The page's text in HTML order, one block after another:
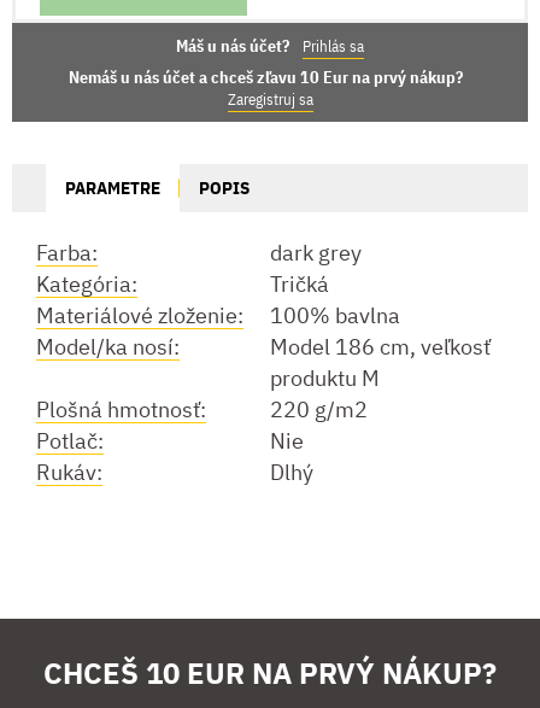
Máš u nás účet? Prihlás sa
Nemáš u nás účet a chceš zľavu 10 Eur na prvý nákup?
Zaregistruj sa
PARAMETRE POPIS
Farba:
dark grey
Kategória:
Tričká
Materiálové zloženie:
100% bavlna
Model/ka nosí:
Model 186 cm, veľkosť
produktu M
Plošná hmotnosť:
220 g/m2
Potlač:
Nie
Rukáv:
Dlhý
CHCEŠ 10 EUR NA PRVÝ NÁKUP?